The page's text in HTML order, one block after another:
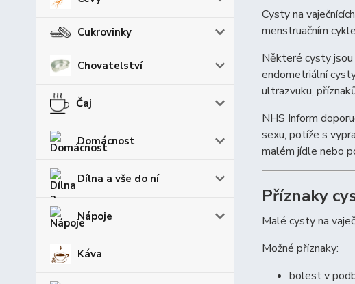
Cukrovinky
Chovatelství
Čaj
Domácnost
Dílna a vše do ní
Nápoje
Káva
Cysty na
menstruačním
Některé cysty jsou
endometriální
ultrazvuku,
NHS Inform
sexu, potíže s
malém jídle nebo
Příznaky
Malé cysty na
Možné příznaky:
bolest v